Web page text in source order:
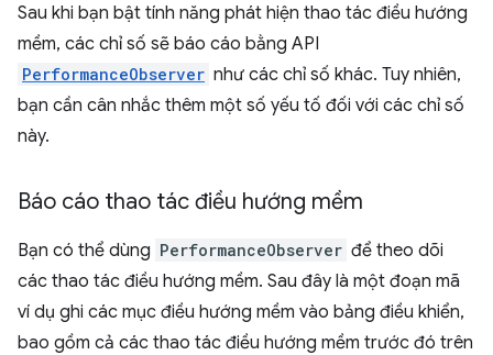
Sau khi bạn bật tính năng phát hiện thao tác điều hướng
mềm, các chỉ số sẽ báo cáo bằng API
PerformanceObserver như các chỉ số khác. Tuy nhiên,
bạn cần cân nhắc thêm một số yếu tố đối với các chỉ số
này.
Báo cáo thao tác điều hướng mềm
Bạn có thể dùng PerformanceObserver để theo dõi
các thao tác điều hướng mềm. Sau đây là một đoạn mã
ví dụ ghi các mục điều hướng mềm vào bảng điều khiển,
bao gồm cả các thao tác điều hướng mềm trước đó trên